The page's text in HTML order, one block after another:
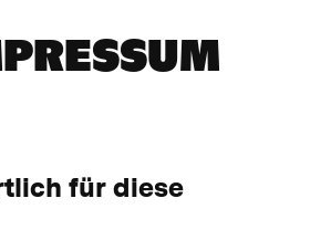
So geht's weiter
für diese